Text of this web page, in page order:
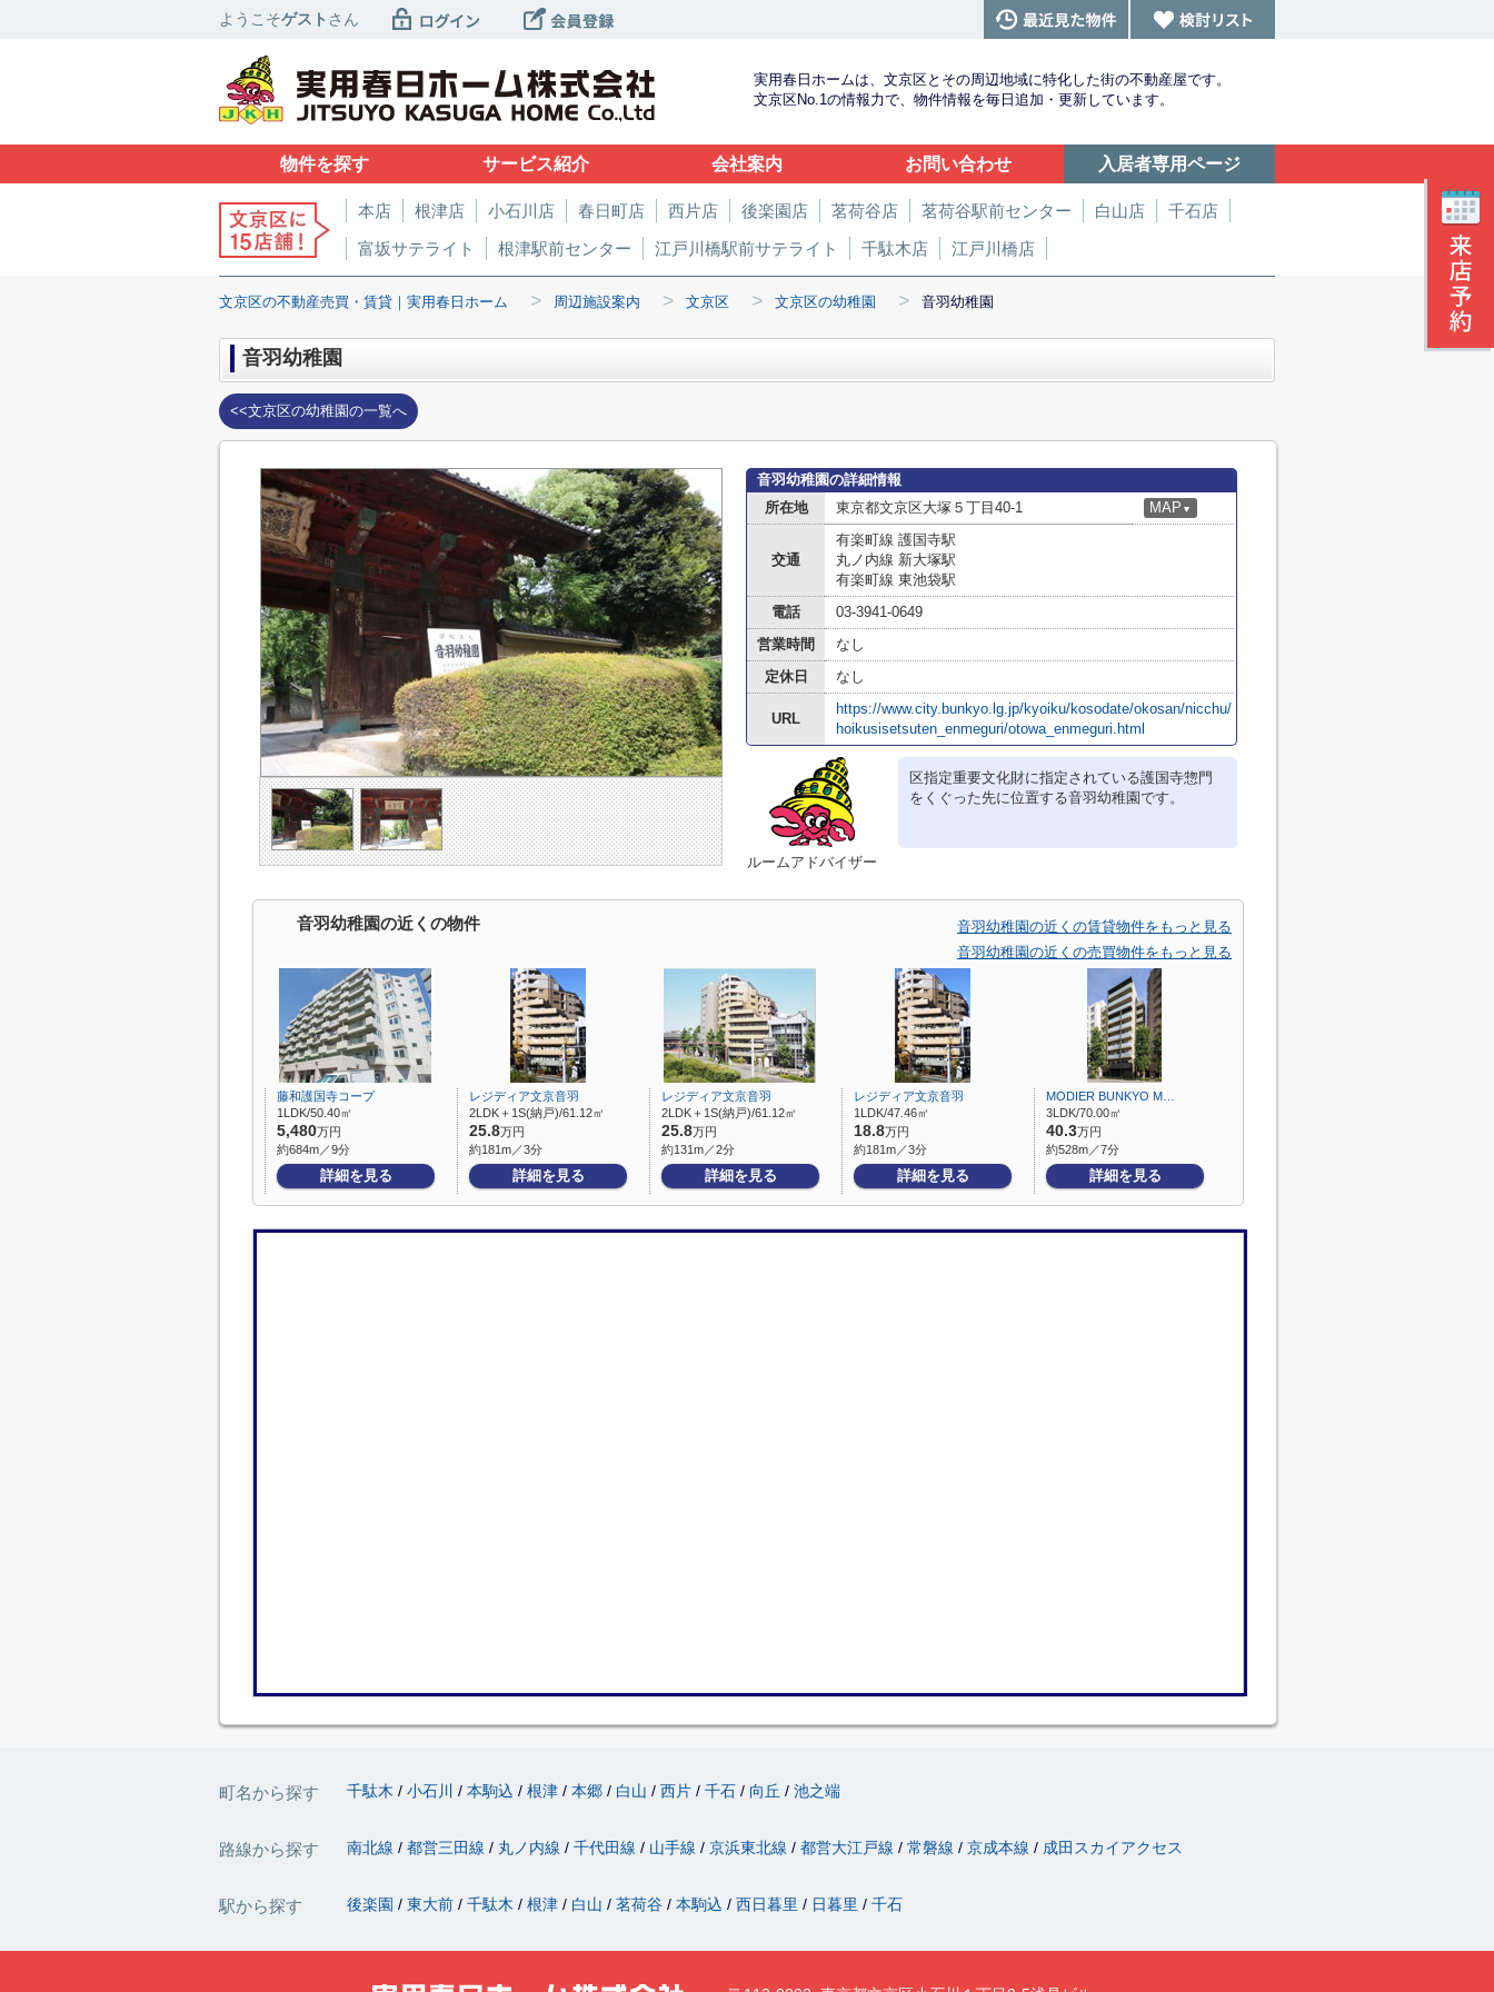
ようこそゲスト さん
実用春日ホームは、文京区とその周辺地域に特化した街の不動産屋です。
文京区No.1の情報力で、物件情報を毎日追加・更新しています。
物件を探す サービス紹介 会社案内 お問い合わせ 入居者専用ページ
本店 根津店 小石川店 春日町店 西片店 後楽園店 茗荷谷店 茗荷谷駅前センター 白山店
千石店
富坂サテライト
根津駅前センター 江戸川橋駅前サテライト 千駄木店 江戸川橋店
文京区の不動産売買・賃貸｜実用春日ホーム > 周辺施設案内 > 文京区 > 文京区の幼稚園 > 音羽幼稚園
音羽幼稚園
<<文京区の幼稚園の一覧へ
音羽幼稚園の詳細情報
所在地
東京都文京区大塚５丁目40-1 MAP ▼
交通
有楽町線 護国寺駅
丸ノ内線 新大塚駅
有楽町線 東池袋駅
電話
03-3941-0649
営業時間
なし
定休日
なし
URL
https://www.city.bunkyo.lg.jp/kyoiku/kosodate/okosan/nicchu/
hoikusisetsuten_enmeguri/otowa_enmeguri.html
ルームアドバイザー
区指定重要文化財に指定されている護国寺惣門
をくぐった先に位置する音羽幼稚園です。
音羽幼稚園の近くの物件
音羽幼稚園の近くの賃貸物件をもっと見る
音羽幼稚園の近くの売買物件をもっと見る
藤和護国寺コープ
1LDK/50.40㎡
5,480万円
約684m／9分
詳細を見る
レジディア文京音羽
2LDK＋1S(納戸)/61.12㎡
25.8万円
約181m／3分
詳細を見る
レジディア文京音羽
2LDK＋1S(納戸)/61.12㎡
25.8万円
約131m／2分
詳細を見る
レジディア文京音羽
1LDK/47.46㎡
18.8万円
約181m／3分
詳細を見る
MODIER BUNKYO M…
3LDK/70.00㎡
40.3万円
約528m／7分
詳細を見る
町名から探す 千駄木 小石川 本駒込 根津 本郷 白山 西片 千石 向丘 池之端
路線から探す 南北線 都営三田線 丸ノ内線 千代田線 山手線 京浜東北線 都営大江戸線 常磐線 京成本線 成田スカイアクセス
駅から探す 後楽園 東大前 千駄木 根津 白山 茗荷谷 本駒込 西日暮里 日暮里 千石